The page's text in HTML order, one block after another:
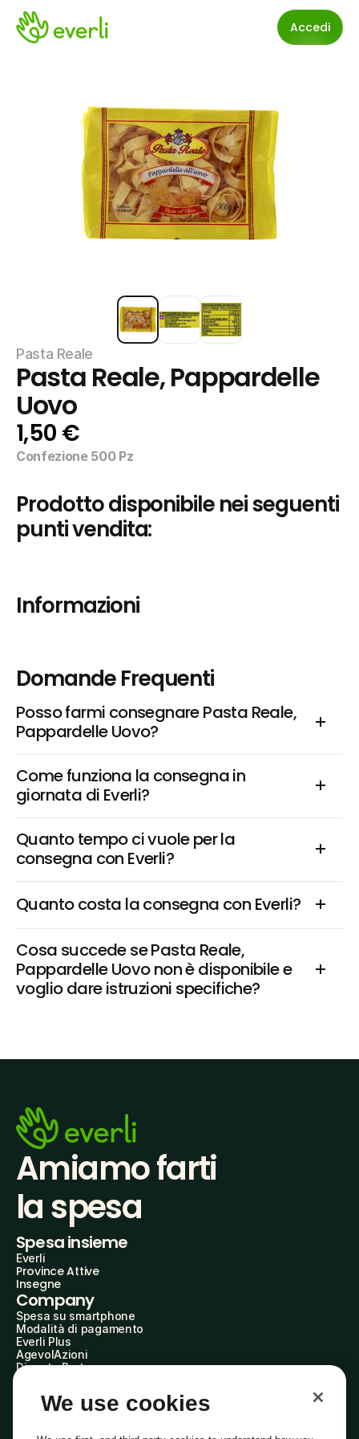
Accedi
Pasta Reale
Pasta Reale, Pappardelle
Uovo
1,50 €
Confezione 500 Pz
Prodotto disponibile nei seguenti
punti vendita:
Informazioni
Domande Frequenti
Posso farmi consegnare Pasta Reale,
Pappardelle Uovo?
Come funziona la consegna in
giornata di Everli?
Quanto tempo ci vuole per la
consegna con Everli?
Quanto costa la consegna con Everli?
Cosa succede se Pasta Reale,
Pappardelle Uovo non è disponibile e
voglio dare istruzioni specifiche?
Amiamo farti
la spesa
Spesa insieme
Everli
Province Attive
Insegne
Company
Spesa su smartphone
Modalità di pagamento
Everli Plus
AgevolAzioni
Diventa Partner
Everli Shoppers
About Us
We use cookies